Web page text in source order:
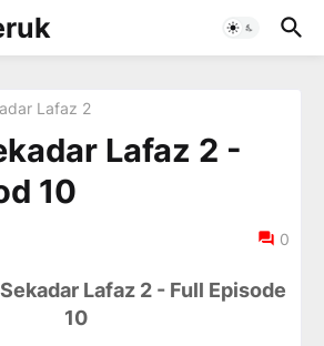
Lafaz 2
Lafaz 2 -
10
0
Lafaz 2 - Full Episode
10